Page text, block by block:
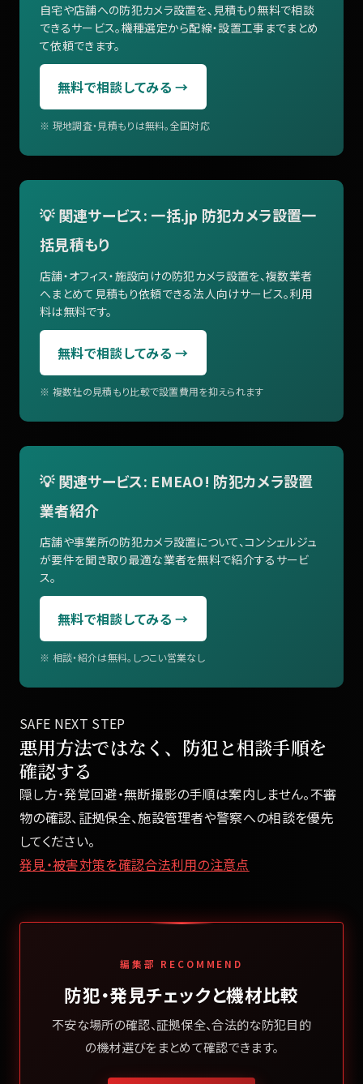
自宅や店舗への防犯カメラ設置を、見積もり無料で相談
できるサービス。機種選定から配線・設置工事までまとめ
て依頼できます。
無料で相談してみる →
※ 現地調査・見積もりは無料。全国対応
💡 関連サービス: 一括.jp 防犯カメラ設置一
括見積もり
店舗・オフィス・施設向けの防犯カメラ設置を、複数業者
へまとめて見積もり依頼できる法人向けサービス。利用
料は無料です。
無料で相談してみる →
※ 複数社の見積もり比較で設置費用を抑えられます
💡 関連サービス: EMEAO! 防犯カメラ設置
業者紹介
店舗や事業所の防犯カメラ設置について、コンシェルジュ
が要件を聞き取り最適な業者を無料で紹介するサービ
ス。
無料で相談してみる →
※ 相談・紹介は無料。しつこい営業なし
SAFE NEXT STEP
悪用方法ではなく、防犯と相談手順を
確認する
隠し方・発覚回避・無断撮影の手順は案内しません。不審
物の確認、証拠保全、施設管理者や警察への相談を優先
してください。
発見・被害対策を確認合法利用の注意点
編集部 RECOMMEND
防犯・発見チェックと機材比較
不安な場所の確認、証拠保全、合法的な防犯目的
の機材選びをまとめて確認できます。